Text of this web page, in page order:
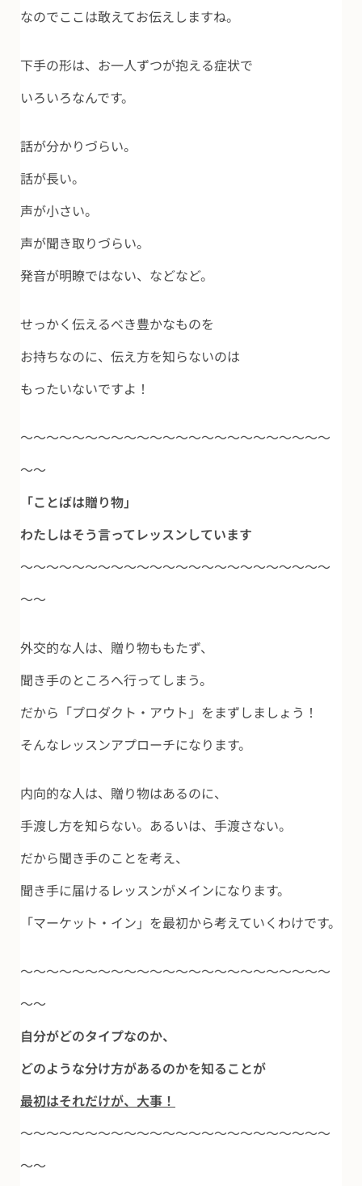
なのでここは敢えてお伝えしますね。
下手の形は、お一人ずつが抱える症状で
いろいろなんです。
話が分かりづらい。
話が長い。
声が小さい。
声が聞き取りづらい。
発音が明瞭ではない、などなど。
せっかく伝えるべき豊かなものを
お持ちなのに、伝え方を知らないのは
もったいないですよ！
～～～～～～～～～～～～～～～～～～～～～～～～
～～
「ことばは贈り物」
わたしはそう言ってレッスンしています
～～～～～～～～～～～～～～～～～～～～～～～～
～～
外交的な人は、贈り物ももたず、
聞き手のところへ行ってしまう。
だから「プロダクト・アウト」をまずしましょう！
そんなレッスンアプローチになります。
内向的な人は、贈り物はあるのに、
手渡し方を知らない。あるいは、手渡さない。
だから聞き手のことを考え、
聞き手に届けるレッスンがメインになります。
「マーケット・イン」を最初から考えていくわけです。
～～～～～～～～～～～～～～～～～～～～～～～～
～～
自分がどのタイプなのか、
どのような分け方があるのかを知ることが
最初はそれだけが、大事！
～～～～～～～～～～～～～～～～～～～～～～～～
～～